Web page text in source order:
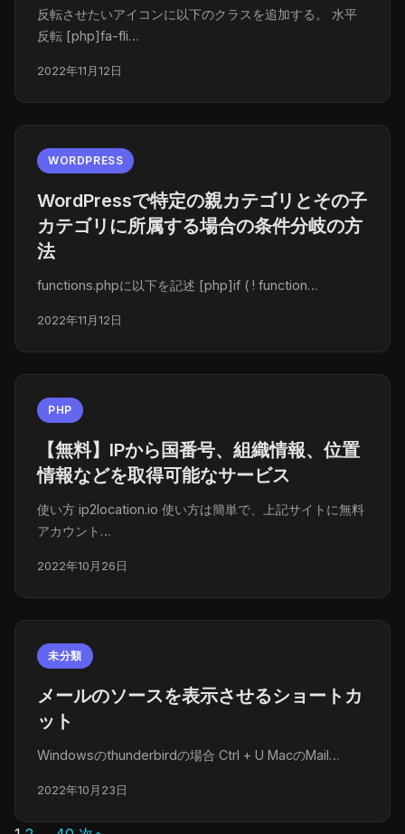
反転させたいアイコンに以下のクラスを追加する。 水平
反転 [php]fa-fli…
2022年11月12日
WORDPRESS
WordPressで特定の親カテゴリとその子
カテゴリに所属する場合の条件分岐の方
法
functions.phpに以下を記述 [php]if ( ! function…
2022年11月12日
PHP
【無料】IPから国番号、組織情報、位置
情報などを取得可能なサービス
使い方 ip2location.io 使い方は簡単で、上記サイトに無料
アカウント…
2022年10月26日
未分類
メールのソースを表示させるショートカ
ット
Windowsのthunderbirdの場合 Ctrl + U MacのMail…
2022年10月23日